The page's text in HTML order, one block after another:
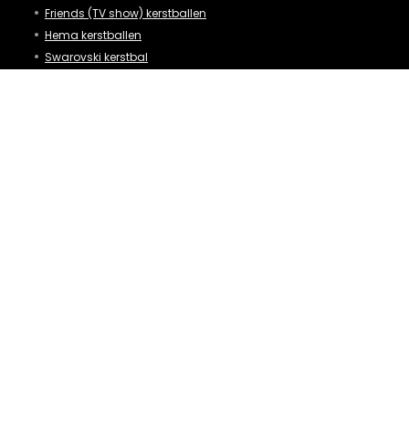
Friends (TV show) kerstballen
Hema kerstballen
Swarovski kerstbal